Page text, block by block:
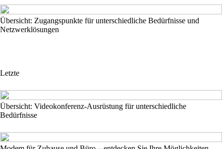
Übersicht: Zugangspunkte für unterschiedliche Bedürfnisse und
Netzwerklösungen
Letzte
Übersicht: Videokonferenz-Ausrüstung für unterschiedliche
Bedürfnisse